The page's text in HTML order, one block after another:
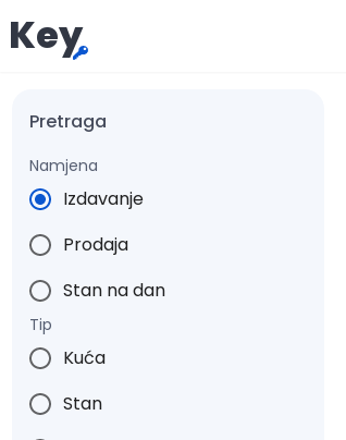
Key
Pretraga
Namjena
Izdavanje
Prodaja
Stan na dan
Tip
Kuća
Stan